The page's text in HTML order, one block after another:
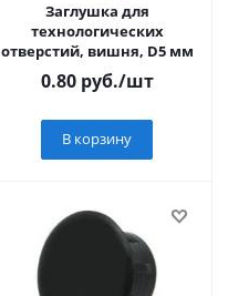
Заглушка для
технологических
отверстий, вишня, D5 мм
0.80руб./шт
В корзину